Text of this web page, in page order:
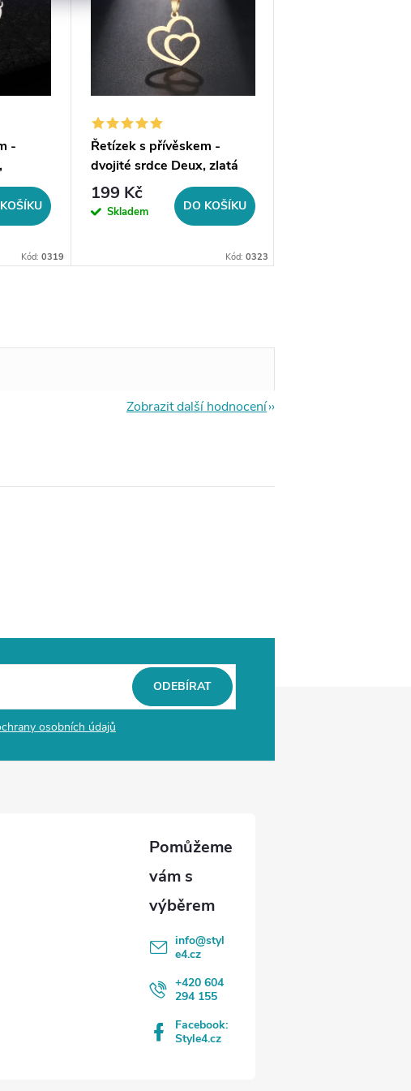
-
Kód: 0319
Řetízek s přívěskem -
dvojité srdce Deux, zlatá
ocel
199 Kč
Skladem DO KOŠÍKU
Kód: 0323
Zobrazit další hodnocení
osobních údajů
ODEBÍRAT
info@styl
e4.cz
+420 604
294 155
Facebook:
Style4.cz